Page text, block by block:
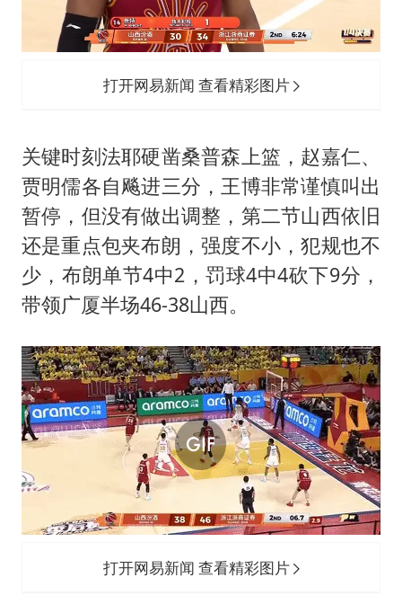
打开网易新闻 查看精彩图片
关键时刻法耶硬凿桑普森上篮，赵嘉仁、
贾明儒各自飚进三分，王博非常谨慎叫出
暂停，但没有做出调整，第二节山西依旧
还是重点包夹布朗，强度不小，犯规也不
少，布朗单节4中2，罚球4中4砍下9分，
带领广厦半场46-38山西。
打开网易新闻 查看精彩图片